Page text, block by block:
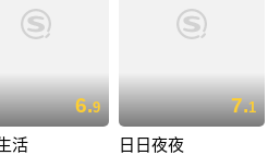
6.9
活
7.1
日日夜夜